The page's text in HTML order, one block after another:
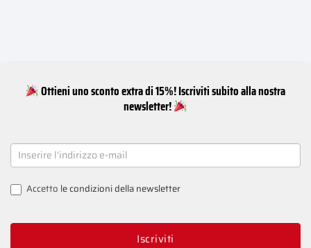
Ottieni uno sconto extra di 15%! Iscriviti subito alla nostra
newsletter!
NEWSLETTER
SIGNUP
Accetto le condizioni della newsletter
Iscriviti